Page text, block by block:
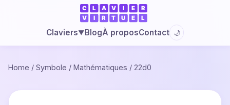
Claviers▼BlogÀ proposContact 🌙
Home / Symbole / Mathématiques / 22d0